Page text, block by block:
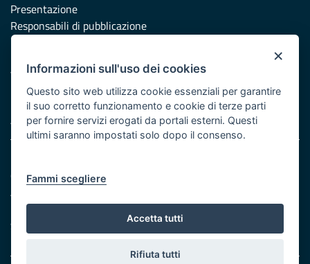
Presentazione
Responsabili di pubblicazione
Vai al sito di Protezione Civile Puglia
Iniziativa finanziata con risorse del POR Puglia 2014/2020 -
Asse XI
Cookie e privacy
Atti di notifica
Feed RSS
Servizi Intranet
×
Informazioni sull'uso dei cookies
Questo sito web utilizza cookie essenziali per garantire
il suo corretto funzionamento e cookie di terze parti
per fornire servizi erogati da portali esterni. Questi
ultimi saranno impostati solo dopo il consenso.
Fammi scegliere
Accetta tutti
Rifiuta tutti